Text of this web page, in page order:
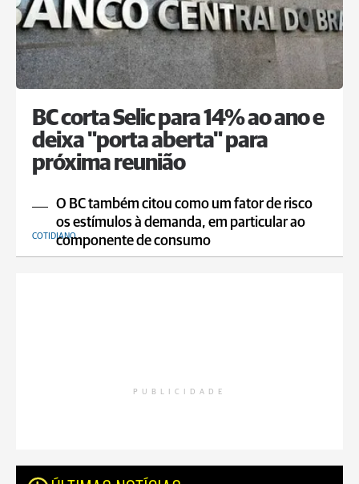
BC corta Selic para 14% ao ano e
deixa "porta aberta" para
próxima reunião
O BC também citou como um fator de risco
os estímulos à demanda, em particular ao
componente de consumo
COTIDIANO
PUBLICIDADE